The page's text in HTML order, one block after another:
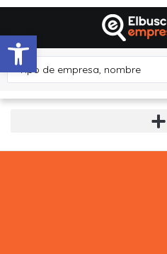
Abrir barra de herramientas